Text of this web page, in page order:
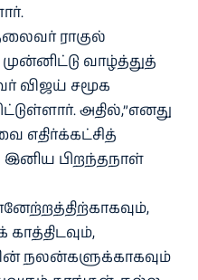
ராகுல்
வாழ்த்துத்
விஜய் சமூக
அதில்,”எனது
எதிர்க்கட்சித்
இனிய பிறந்தநாள்
நலன்களுக்காகவும்